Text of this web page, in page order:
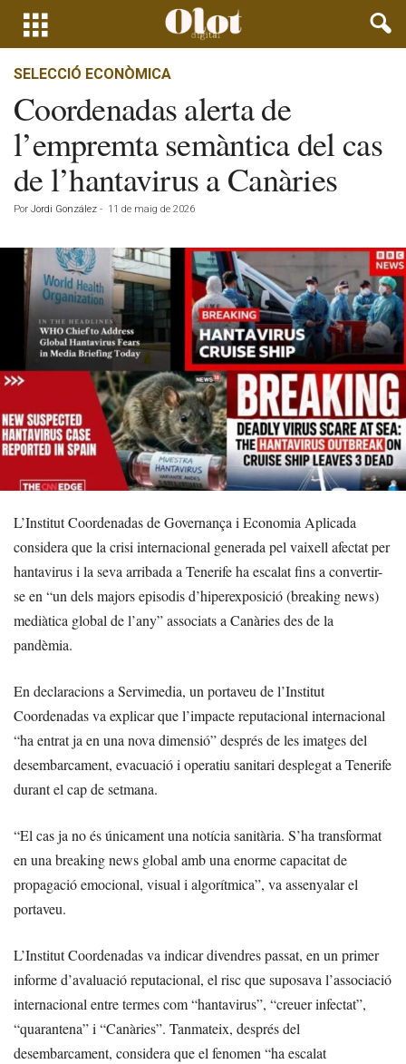
SELECCIÓ ECONÒMICA
Coordenadas alerta de
l’empremta semàntica del cas
de l’hantavirus a Canàries
Por Jordi González - 11 de maig de 2026
L’Institut Coordenadas de Governança i Economia Aplicada
considera que la crisi internacional generada pel vaixell afectat per
hantavirus i la seva arribada a Tenerife ha escalat fins a convertir-
se en “un dels majors episodis d’hiperexposició (breaking news)
mediàtica global de l’any” associats a Canàries des de la
pandèmia.
En declaracions a Servimedia, un portaveu de l’Institut
Coordenadas va explicar que l’impacte reputacional internacional
“ha entrat ja en una nova dimensió” després de les imatges del
desembarcament, evacuació i operatiu sanitari desplegat a Tenerife
durant el cap de setmana.
“El cas ja no és únicament una notícia sanitària. S’ha transformat
en una breaking news global amb una enorme capacitat de
propagació emocional, visual i algorítmica”, va assenyalar el
portaveu.
L’Institut Coordenadas va indicar divendres passat, en un primer
informe d’avaluació reputacional, el risc que suposava l’associació
internacional entre termes com “hantavirus”, “creuer infectat”,
“quarantena” i “Canàries”. Tanmateix, després del
desembarcament, considera que el fenomen “ha escalat